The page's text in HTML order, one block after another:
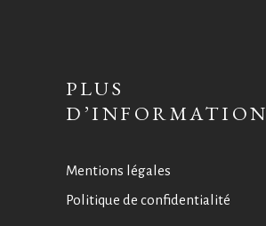
PLUS
D’INFORMATION
Mentions légales
Politique de confidentialité